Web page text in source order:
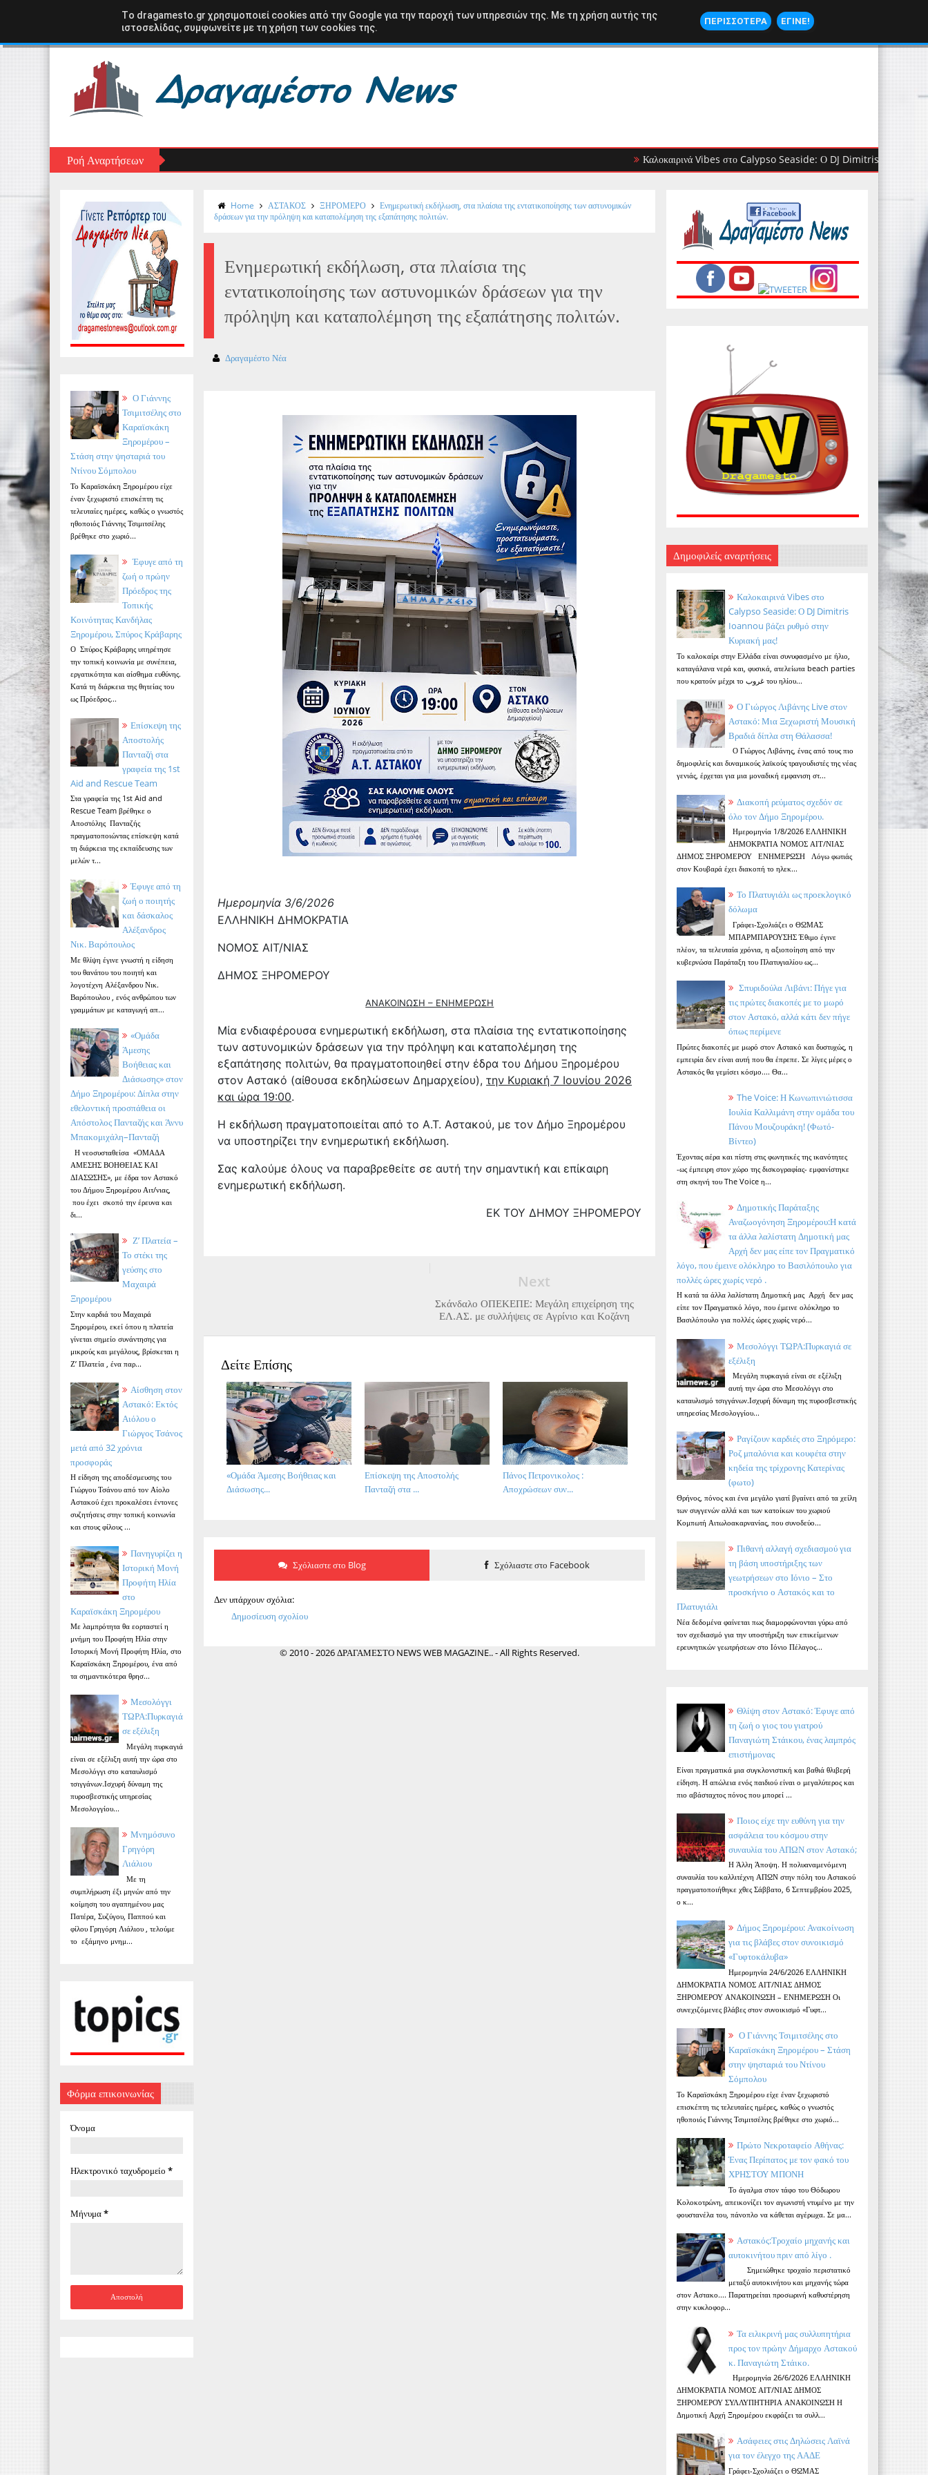
ΑΣΤΑΚΟΣ ΞΗΡΟΜΕΡΟ ΑΙΤΩΛΟΑΚΑΡΝΑΝΙΑ ΒΑΣΙΛΟΠΟΥΛΟ ΚΑΡΑΙΣΚΑΚΗ ΑΘΛΗΤΙΚΑ ΝΑΥΤΙΛΙΑ
Ροή Αναρτήσεων Καλοκαιρινά Vibes στο Calypso Seaside: Ο DJ Dimitris Ioannou βάζει
Ο Γιάννης
Τσιμιτσέλης στο
Καραϊσκάκη
Ξηρομέρου –
Στάση στην ψησταριά του
Ντίνου Σόμπολου
Το Καραϊσκάκη Ξηρομέρου είχε
έναν ξεχωριστό επισκέπτη τις
τελευταίες ημέρες, καθώς ο γνωστός
ηθοποιός Γιάννης Τσιμιτσέλης
βρέθηκε στο χωριό...
Έφυγε από τη
ζωή ο πρώην
Πρόεδρος της
Τοπικής
Κοινότητας Κανδήλας
Ξηρομέρου, Σπύρος Κράβαρης
Ο Σπύρος Κράβαρης υπηρέτησε
την τοπική κοινωνία με συνέπεια,
εργατικότητα και αίσθημα ευθύνης.
Κατά τη διάρκεια της θητείας του
ως Πρόεδρος...
Επίσκεψη της
Αποστολής
Πανταζή στα
γραφεία της 1st
Aid and Rescue Team
Στα γραφεία της 1st Aid and
Rescue Team βρέθηκε ο
Αποστόλης Πανταζής
πραγματοποιώντας επίσκεψη κατά
τη διάρκεια της εκπαίδευσης των
μελών τ...
Έφυγε από τη
ζωή ο ποιητής
και δάσκαλος
Αλέξανδρος
Νικ. Βαρόπουλος
Με θλίψη έγινε γνωστή η είδηση
του θανάτου του ποιητή και
λογοτέχνη Αλέξανδρου Νικ.
Βαρόπουλου , ενός ανθρώπου των
γραμμάτων με καταγωγή απ...
«Ομάδα
Άμεσης
Βοήθειας και
Διάσωσης» στον
Δήμο Ξηρομέρου: Δίπλα στην
εθελοντική προσπάθεια οι
Απόστολος Πανταζής και Άννυ
Μπακομιχάλη–Πανταζή
Η νεοσυσταθείσα «ΟΜΑΔΑ
ΑΜΕΣΗΣ ΒΟΗΘΕΙΑΣ ΚΑΙ
ΔΙΑΣΩΣΗΣ», με έδρα τον Αστακό
του Δήμου Ξηρομέρου Αιτ/νιας,
που έχει σκοπό την έρευνα και
δι...
Ζ’ Πλατεία –
Το στέκι της
γεύσης στο
Μαχαιρά
Ξηρομέρου
Στην καρδιά του Μαχαιρά
Ξηρομέρου, εκεί όπου η πλατεία
γίνεται σημείο συνάντησης για
μικρούς και μεγάλους, βρίσκεται η
Ζ’ Πλατεία , ένα παρ...
Αίσθηση στον
Αστακό: Εκτός
Αιόλου ο
Γιώργος Τσάνος
μετά από 32 χρόνια
προσφοράς
Η είδηση της αποδέσμευσης του
Γιώργου Τσάνου από τον Αίολο
Αστακού έχει προκαλέσει έντονες
συζητήσεις στην τοπική κοινωνία
και στους φίλους ...
Πανηγυρίζει η
Ιστορική Μονή
Προφήτη Ηλία
στο
Καραϊσκάκη Ξηρομέρου
Με λαμπρότητα θα εορταστεί η
μνήμη του Προφήτη Ηλία στην
Ιστορική Μονή Προφήτη Ηλία, στο
Καραϊσκάκη Ξηρομέρου, ένα από
τα σημαντικότερα θρησ...
Μεσολόγγι
ΤΩΡΑ:Πυρκαγιά
σε εξέλιξη
Μεγάλη πυρκαγιά
είναι σε εξέλιξη αυτή την ώρα στο
Μεσολόγγι στο καταυλισμό
τσιγγάνων.Ισχυρή δύναμη της
πυροσβεστικής υπηρεσίας
Μεσολογγίου...
Μνημόσυνο
Γρηγόρη
Λιάλιου
Με τη
συμπλήρωση έξι μηνών από την
κοίμηση του αγαπημένου μας
Πατέρα, Συζύγου, Παππού και
φίλου Γρηγόρη Λιάλιου , τελούμε
το εξάμηνο μνημ...
Φόρμα επικοινωνίας
Όνομα
Ηλεκτρονικό ταχυδρομείο *
Μήνυμα*
Home ΑΣΤΑΚΟΣ ΞΗΡΟΜΕΡΟ
Ενημερωτική εκδήλωση, στα πλαίσια της εντατικοποίησης των αστυνομικών
δράσεων για την πρόληψη και καταπολέμηση της εξαπάτησης πολιτών.
Ενημερωτική εκδήλωση, στα πλαίσια της
εντατικοποίησης των αστυνομικών δράσεων για την
πρόληψη και καταπολέμηση της εξαπάτησης πολιτών.
Δραγαμέστο Νέα
Ημερομηνία 3/6/2026
ΕΛΛΗΝΙΚΗ ΔΗΜΟΚΡΑΤΙΑ
ΝΟΜΟΣ ΑΙΤ/ΝΙΑΣ
ΔΗΜΟΣ ΞΗΡΟΜΕΡΟΥ
ΑΝΑΚΟΙΝΩΣΗ – ΕΝΗΜΕΡΩΣΗ
Μία ενδιαφέρουσα ενημερωτική εκδήλωση, στα πλαίσια της εντατικοποίησης
των αστυνομικών δράσεων για την πρόληψη και καταπολέμηση της
εξαπάτησης πολιτών, θα πραγματοποιηθεί στην έδρα του Δήμου Ξηρομέρου
στον Αστακό (αίθουσα εκδηλώσεων Δημαρχείου),την Κυριακή 7 Ιουνίου 2026
και ώρα 19:00.
Η εκδήλωση πραγματοποιείται από το Α.Τ. Αστακού, με τον Δήμο Ξηρομέρου
να υποστηρίζει την ενημερωτική εκδήλωση.
Σας καλούμε όλους να παραβρεθείτε σε αυτή την σημαντική και επίκαιρη
ενημερωτική εκδήλωση.
ΕΚ ΤΟΥ ΔΗΜΟΥ ΞΗΡΟΜΕΡΟΥ
Next
Σκάνδαλο ΟΠΕΚΕΠΕ: Μεγάλη επιχείρηση της
ΕΛ.ΑΣ. με συλλήψεις σε Αγρίνιο και Κοζάνη
Δείτε Επίσης
Πάνος Πετρονικολος :
Αποχρώσεων συν...
Επίσκεψη της Αποστολής
Πανταζή στα ...
«Ομάδα Άμεσης Βοήθειας και
Διάσωσης...
Σχόλιαστε στο Blog Σχόλιαστε στο Facebook
Δεν υπάρχουν σχόλια:
Δημοσίευση σχολίου
© 2010 - 2026 ΔΡΑΓΑΜΕΣΤΟ NEWS WEB MAGAZINE.. - All Rights Reserved.
Δημοφιλείς αναρτήσεις
Καλοκαιρινά Vibes στο
Calypso Seaside: Ο DJ Dimitris
Ioannou βάζει ρυθμό στην
Κυριακή μας!
Το καλοκαίρι στην Ελλάδα είναι συνυφασμένο με ήλιο,
καταγάλανα νερά και, φυσικά, ατελείωτα beach parties
που κρατούν μέχρι το غروب του ηλίου...
Ο Γιώργος Λιβάνης Live στον
Αστακό: Μια Ξεχωριστή Μουσική
Βραδιά δίπλα στη Θάλασσα!
Ο Γιώργος Λιβάνης, ένας από τους πιο
δημοφιλείς και δυναμικούς λαϊκούς τραγουδιστές της νέας
γενιάς, έρχεται για μια μοναδική εμφανιση στ...
Διακοπή ρεύματος σχεδόν σε
όλο τον Δήμο Ξηρομέρου.
Ημερομηνία 1/8/2026 ΕΛΛΗΝΙΚΗ
ΔΗΜΟΚΡΑΤΙΑ ΝΟΜΟΣ ΑΙΤ/ΝΙΑΣ
ΔΗΜΟΣ ΞΗΡΟΜΕΡΟΥ ΕΝΗΜΕΡΩΣΗ Λόγω φωτιάς
στον Κουβαρά έχει διακοπή το ηλεκ...
Το Πλατυγιάλι ως προεκλογικό
δόλωμα
Γράφει-Σχολιάζει ο ΘΩΜΑΣ
ΜΠΑΡΜΠΑΡΟΥΣΗΣ Έθιμο έγινε
πλέον, τα τελευταία χρόνια, η αξιοποίηση από την
κυβερνώσα Παράταξη του Πλατυγιαλίου ως...
Σπυριδούλα Λιβάνι: Πήγε για
τις πρώτες διακοπές με το μωρό
στον Αστακό, αλλά κάτι δεν πήγε
όπως περίμενε
Πρώτες διακοπές με μωρό στον Αστακό και δυστυχώς, η
εμπειρία δεν είναι αυτή που θα έπρεπε. Σε λίγες μέρες ο
Αστακός θα γεμίσει κόσμο.... Θα...
The Voice: Η Κωνωπινιώτισσα
Ιουλία Καλλιμάνη στην ομάδα του
Πάνου Μουζουράκη! (Φωτό-
Βίντεο)
Έχοντας αέρα και πίστη στις φωνητικές της ικανότητες
-ως έμπειρη στον χώρο της δισκογραφίας- εμφανίστηκε
στη σκηνή του The Voice η...
Δημοτικής Παράταξης
Αναζωογόνηση Ξηρομέρου:Η κατά
τα άλλα λαλίστατη Δημοτική μας
Αρχή δεν μας είπε τον Πραγματικό
λόγο, που έμεινε ολόκληρο το Βασιλόπουλο για
πολλές ώρες χωρίς νερό .
Η κατά τα άλλα λαλίστατη Δημοτική μας Αρχή δεν μας
είπε τον Πραγματικό λόγο, που έμεινε ολόκληρο το
Βασιλόπουλο για πολλές ώρες χωρίς νερό...
Μεσολόγγι ΤΩΡΑ:Πυρκαγιά σε
εξέλιξη
Μεγάλη πυρκαγιά είναι σε εξέλιξη
αυτή την ώρα στο Μεσολόγγι στο
καταυλισμό τσιγγάνων.Ισχυρή δύναμη της πυροσβεστικής
υπηρεσίας Μεσολογγίου...
Ραγίζουν καρδιές στο Ξηρόμερο:
Ροζ μπαλόνια και κουφέτα στην
κηδεία της τρίχρονης Κατερίνας
(φωτο)
Θρήνος, πόνος και ένα μεγάλο γιατί βγαίνει από τα χείλη
των συγγενών αλλά και των κατοίκων του χωριού
Κομπωτή Αιτωλοακαρνανίας, που συνοδεύο...
Πιθανή αλλαγή σχεδιασμού για
τη βάση υποστήριξης των
γεωτρήσεων στο Ιόνιο – Στο
προσκήνιο ο Αστακός και το
Πλατυγιάλι
Νέα δεδομένα φαίνεται πως διαμορφώνονται γύρω από
τον σχεδιασμό για την υποστήριξη των επικείμενων
ερευνητικών γεωτρήσεων στο Ιόνιο Πέλαγος...
Θλίψη στον Αστακό: Έφυγε από
τη ζωή ο γιος του γιατρού
Παναγιώτη Στάικου, ένας λαμπρός
επιστήμονας
Είναι πραγματικά μια συγκλονιστική και βαθιά θλιβερή
είδηση. Η απώλεια ενός παιδιού είναι ο μεγαλύτερος και
πιο αβάσταχτος πόνος που μπορεί ...
Ποιος είχε την ευθύνη για την
ασφάλεια του κόσμου στην
συναυλία του ΑΠΩΝ στον Αστακό;
Η Άλλη Άποψη. Η πολυαναμενόμενη
συναυλία του καλλιτέχνη ΑΠΩΝ στην πόλη του Αστακού
πραγματοποιήθηκε χθες Σάββατο, 6 Σεπτεμβρίου 2025,
ο κ...
Δήμος Ξηρομέρου: Ανακοίνωση
για τις βλάβες στον συνοικισμό
«Γυφτοκάλυβα»
Ημερομηνία 24/6/2026 ΕΛΛΗΝΙΚΗ
ΔΗΜΟΚΡΑΤΙΑ ΝΟΜΟΣ ΑΙΤ/ΝΙΑΣ ΔΗΜΟΣ
ΞΗΡΟΜΕΡΟΥ ΑΝΑΚΟΙΝΩΣΗ – ΕΝΗΜΕΡΩΣΗ Οι
συνεχιζόμενες βλάβες στον συνοικισμό «Γυφτ...
Ο Γιάννης Τσιμιτσέλης στο
Καραϊσκάκη Ξηρομέρου – Στάση
στην ψησταριά του Ντίνου
Σόμπολου
Το Καραϊσκάκη Ξηρομέρου είχε έναν ξεχωριστό
επισκέπτη τις τελευταίες ημέρες, καθώς ο γνωστός
ηθοποιός Γιάννης Τσιμιτσέλης βρέθηκε στο χωριό...
Πρώτο Νεκροταφείο Αθήνας:
Ένας Περίπατος με τον φακό του
ΧΡΗΣΤΟΥ ΜΠΟΝΗ
Το άγαλμα στον τάφο του Θόδωρου
Κολοκοτρώνη, απεικονίζει τον αγωνιστή ντυμένο με την
φουστανέλα του, πάνοπλο να κάθεται αγέρωχα. Σε μα...
Αστακός:Τροχαίο μηχανής και
αυτοκινήτου πριν από λίγο .
Σημειώθηκε τροχαίο περιστατικό
μεταξύ αυτοκινήτου και μηχανής τώρα
στον Αστακο.... Παρατηρείται προσωρινή καθυστέρηση
στην κυκλοφορ...
Τα ειλικρινή μας συλλυπητήρια
προς τον πρώην Δήμαρχο Αστακού
κ. Παναγιώτη Στάικο.
Ημερομηνία 26/6/2026 ΕΛΛΗΝΙΚΗ
ΔΗΜΟΚΡΑΤΙΑ ΝΟΜΟΣ ΑΙΤ/ΝΙΑΣ ΔΗΜΟΣ
ΞΗΡΟΜΕΡΟΥ ΣΥΛΛΥΠΗΤΗΡΙΑ ΑΝΑΚΟΙΝΩΣΗ Η
Δημοτική Αρχή Ξηρομέρου εκφράζει τα συλλ...
Ασάφειες στις Δηλώσεις Λαϊνά
για τον έλεγχο της ΑΑΔΕ
Γράφει-Σχολιάζει ο ΘΩΜΑΣ
Tο dragamesto.gr χρησιμοποιεί cookies από την Google για την παροχή των υπηρεσιών της. Με τη χρήση αυτής της
ιστοσελίδας, συμφωνείτε με τη χρήση των cookies της.
ΠΕΡΙΣΣΟΤΕΡΑ ΕΓΙΝΕ!